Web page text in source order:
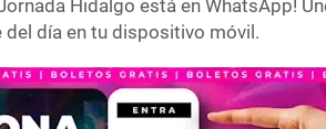
Hidalgo está en WhatsApp!
día en tu dispositivo móvil.